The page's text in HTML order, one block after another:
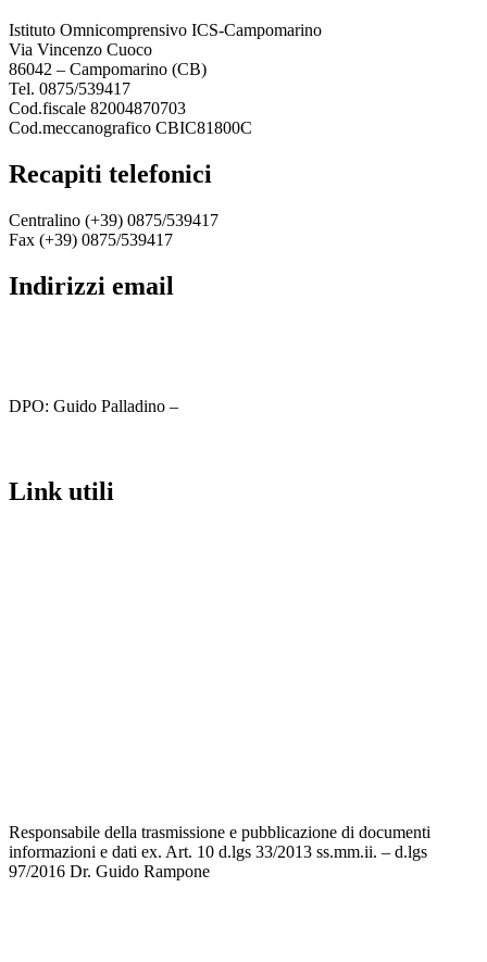
Istituto Omnicomprensivo ICS-Campomarino
Via Vincenzo Cuoco
86042 – Campomarino (CB)
Tel. 0875/539417
Cod.fiscale 82004870703
Cod.meccanografico CBIC81800C
recapiti telefonici
Centralino (+39) 0875/539417
Fax (+39) 0875/539417
indirizzi email
DPO: Guido Palladino –
link utili
Responsabile della trasmissione e pubblicazione di documenti
informazioni e dati ex. Art. 10 d.lgs 33/2013 ss.mm.ii. – d.lgs
97/2016 Dr. Guido Rampone